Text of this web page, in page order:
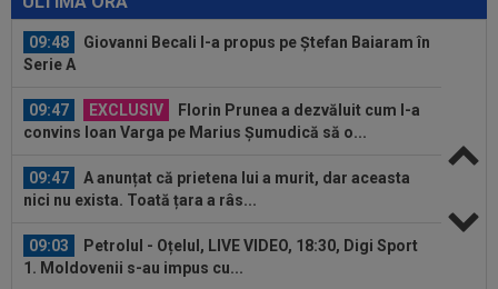
09:48
Giovanni Becali l-a propus pe Ștefan Baiaram în
Serie A
09:47 EXCLUSIV
Florin Prunea a dezvăluit cum l-a
convins Ioan Varga pe Marius Șumudică să o...
09:47
A anunțat că prietena lui a murit, dar aceasta
nici nu exista. Toată țara a râs...
09:03
Petrolul - Oțelul, LIVE VIDEO, 18:30, Digi Sport
1. Moldovenii s-au impus cu...